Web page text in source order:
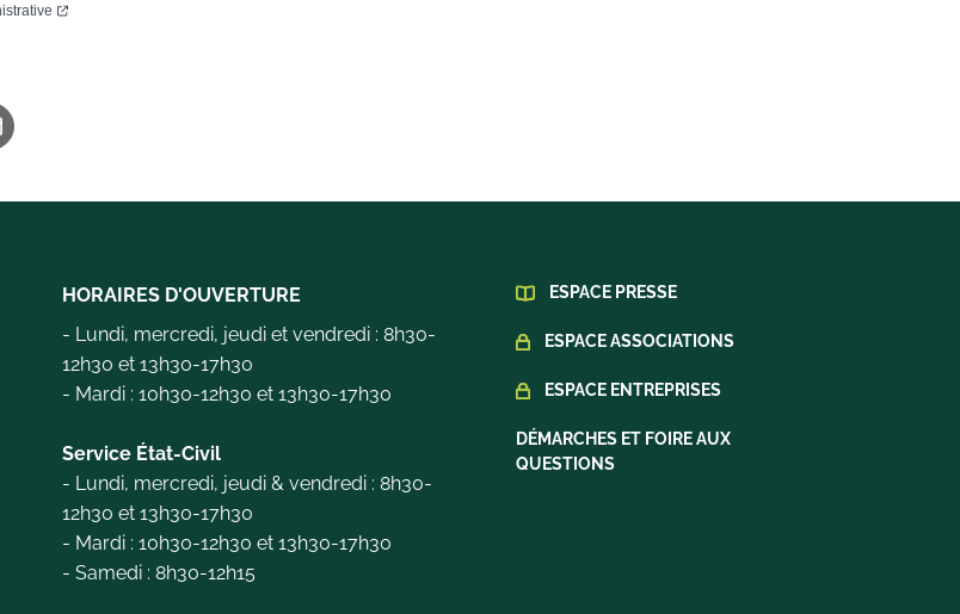
HORAIRES D'OUVERTURE
- Lundi, mercredi, jeudi et vendredi : 8h30-
12h30 et 13h30-17h30
- Mardi : 10h30-12h30 et 13h30-17h30
Service État-Civil
- Lundi, mercredi, jeudi & vendredi : 8h30-
12h30 et 13h30-17h30
- Mardi : 10h30-12h30 et 13h30-17h30
- Samedi : 8h30-12h15
ESPACE PRESSE
ESPACE ASSOCIATIONS
ESPACE ENTREPRISES
DÉMARCHES ET FOIRE AUX
QUESTIONS